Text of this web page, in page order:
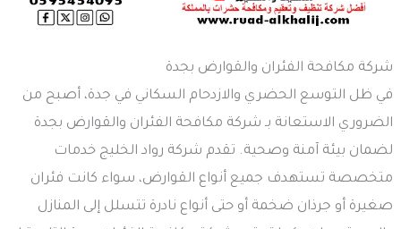
شركة مكافحة الفئران والقوارض بجدة
في ظل التوسع الحضري والازدحام السكاني في جدة، أصبح من
الضروري الاستعانة بـ شركة مكافحة الفئران والقوارض بجدة
لضمان بيئة آمنة وصحية. تقدم شركة رواد الخليج خدمات
متخصصة تستهدف جميع أنواع القوارض، سواء كانت فئران
صغيرة أو جرذان ضخمة أو حتى أنواع نادرة تتسلل إلى المنازل